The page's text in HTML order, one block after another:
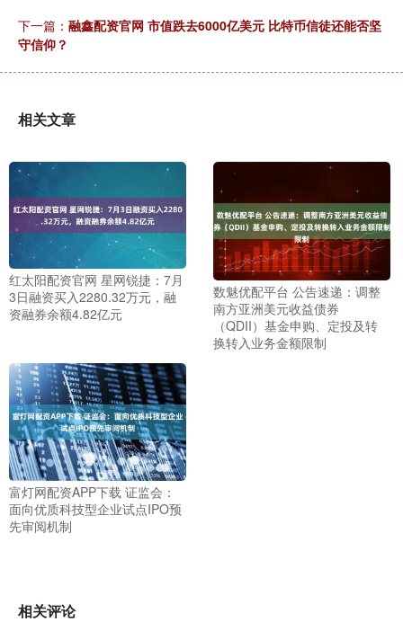
下一篇： 融鑫配资官网 市值跌去6000亿美元 比特币信徒还能否坚
守信仰？
相关文章
红太阳配资官网 星网锐捷：7月
3日融资买入2280.32万元，融
资融券余额4.82亿元
数魅优配平台 公告速递：调整
南方亚洲美元收益债券
（QDII）基金申购、定投及转
换转入业务金额限制
富灯网配资APP下载 证监会：
面向优质科技型企业试点IPO预
先审阅机制
相关评论